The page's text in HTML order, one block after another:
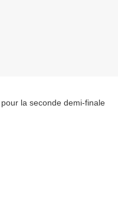
la seconde demi-finale